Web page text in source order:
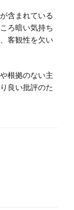
含まれている
ろ暗い気持ち
客観性を欠い
根拠のない主
良い批評のた